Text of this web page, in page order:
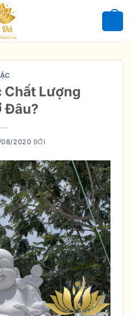
Chất Lượng
Đâu?
08/2020 BỞI